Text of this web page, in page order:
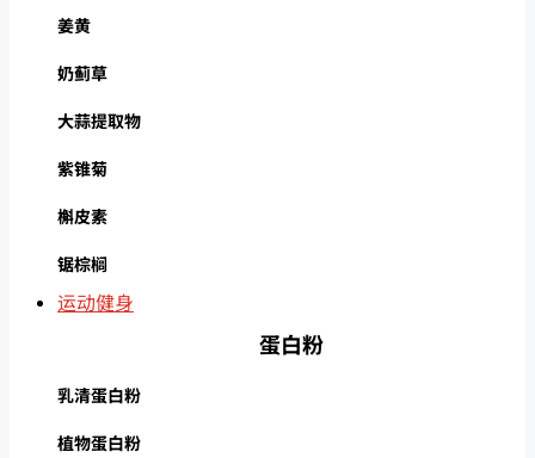
姜黄
奶蓟草
大蒜提取物
紫锥菊
槲皮素
锯棕榈
运动健身
蛋白粉
乳清蛋白粉
植物蛋白粉